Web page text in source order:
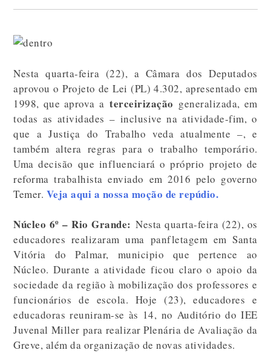
Nesta quarta-feira (22), a Câmara dos Deputados
aprovou o Projeto de Lei (PL) 4.302, apresentado em
1998, que aprova aterceirização generalizada, em
todas as atividades – inclusive na atividade-fim, o
que a Justiça do Trabalho veda atualmente –, e
também altera regras para o trabalho temporário.
Uma decisão que influenciará o próprio projeto de
reforma trabalhista enviado em 2016 pelo governo
Temer. Veja aqui a nossa moção de repúdio.
Núcleo 6º – Rio Grande: Nesta quarta-feira (22), os
educadores realizaram uma panfletagem em Santa
Vitória do Palmar, municipio que pertence ao
Núcleo. Durante a atividade ficou claro o apoio da
sociedade da região à mobilização dos professores e
funcionários de escola. Hoje (23), educadores e
educadoras reuniram-se às 14, no Auditório do IEE
Juvenal Miller para realizar Plenária de Avaliação da
Greve, além da organização de novas atividades.